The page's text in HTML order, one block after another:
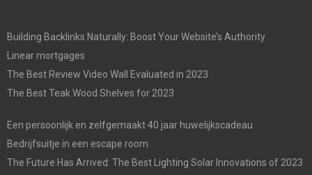
Building Backlinks Naturally: Boost Your Website’s Authority
Linear mortgages
The Best Review Video Wall Evaluated in 2023
The Best Teak Wood Shelves for 2023
Een persoonlijk en zelfgemaakt 40 jaar huwelijkscadeau
Bedrijfsuitje in een escape room
The Future Has Arrived: The Best Lighting Solar Innovations of 2023